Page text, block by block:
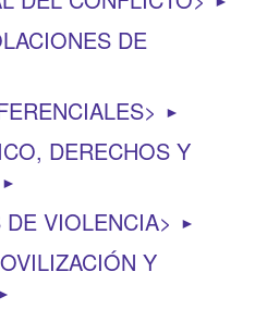
DE
►
DERECHOS Y
►
DE VIOLENCIA ►
Y